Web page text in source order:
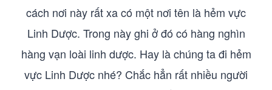
cách nơi này rất xa có một nơi tên là hẻm vực
Linh Dược. Trong này ghi ở đó có hàng nghìn
hàng vạn loài linh dược. Hay là chúng ta đi hẻm
vực Linh Dược nhé? Chắc hẳn rất nhiều người